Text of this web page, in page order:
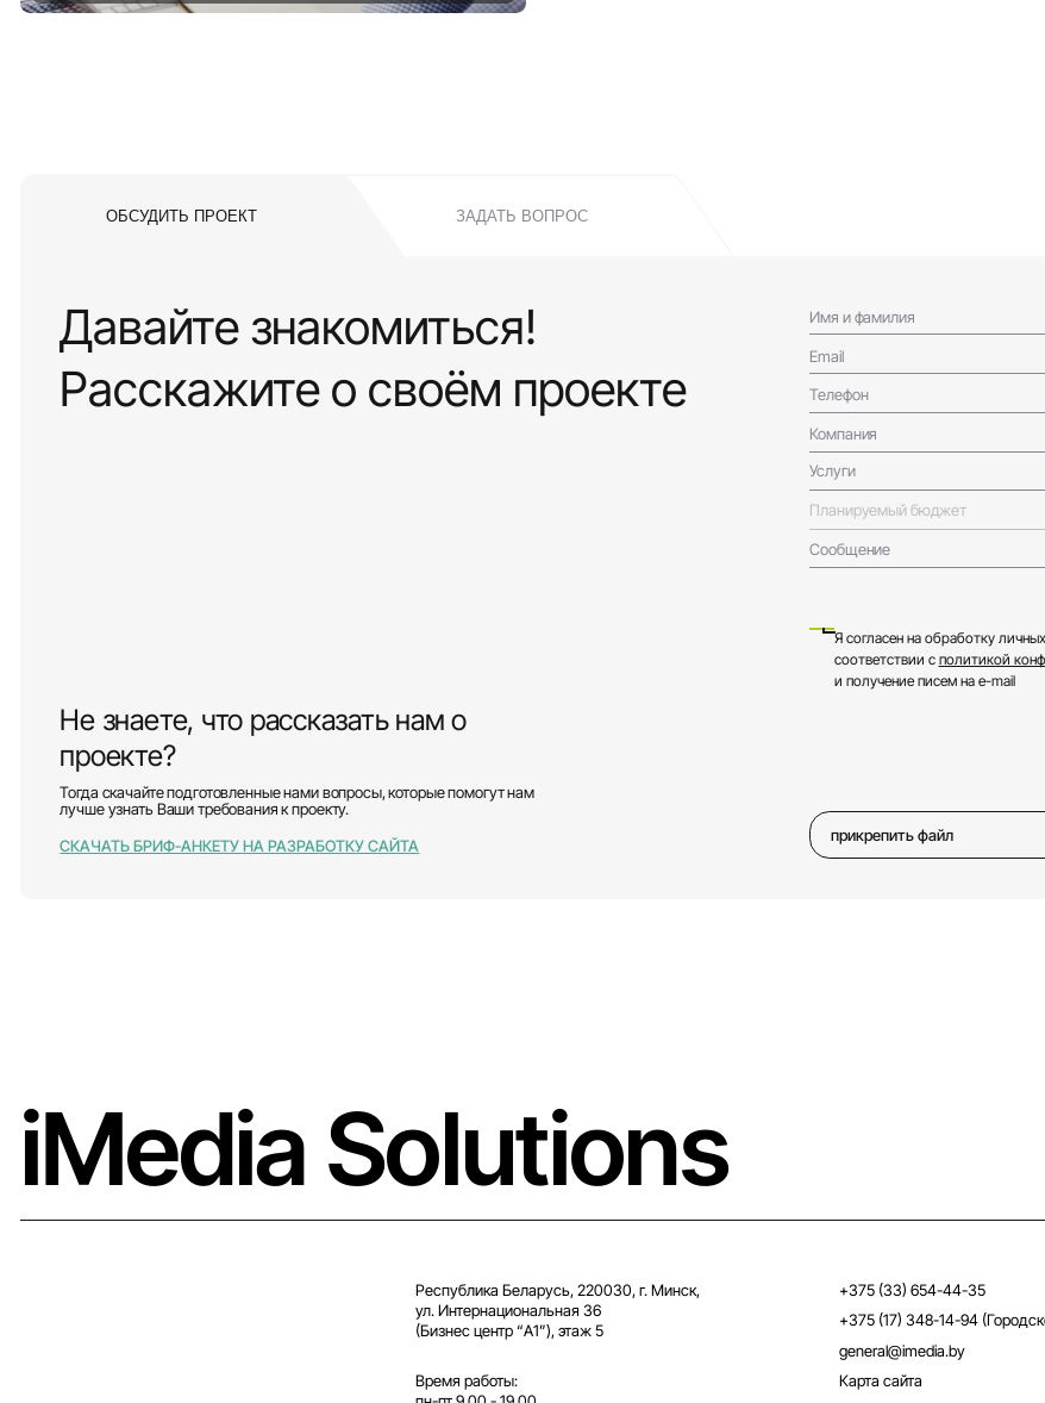
ОБСУДИТЬ ПРОЕКТ ЗАДАТЬ ВОПРОС
Давайте знакомиться!
Расскажите о своём проекте
Имя и фамилия
Email
Телефон
Компания
Услуги
Планируемый бюджет
Сообщение
Я согласен на обработку
соответствии с политикой
и получение писем на e-mail
прикрепить файл
Не знаете, что рассказать нам о
проекте?
Тогда скачайте подготовленные нами вопросы, которые помогут нам
лучше узнать Ваши требования к проекту.
СКАЧАТЬ БРИФ-АНКЕТУ НА РАЗРАБОТКУ САЙТА
iMedia Solutions
Республика Беларусь, 220030, г. Минск,
ул. Интернациональная 36
(Бизнес центр “A1”), этаж 5
Время работы:
+375 (33) 654-44-35
+375 (17) 348-14-94
general@imedia.by
Карта сайта